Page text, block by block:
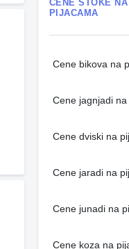
CENE STOKE NA
PIJACAMA
Cene bikova na
Cene jagnjadi
Cene dviski na
Cene jaradi na
Cene junadi na
Cene koza na